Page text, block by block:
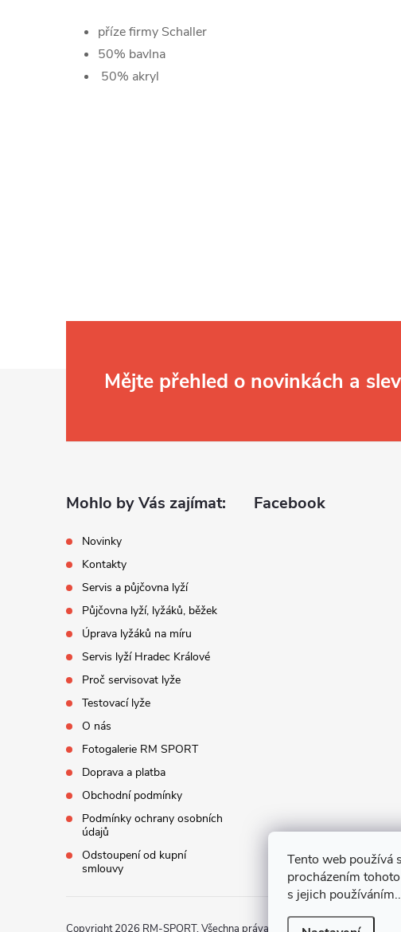
Tento web používá
procházením
s jejich
příze firmy Schaller
50% bavlna
50% akryl
Mějte přehled o novinkách a
Mohlo by Vás zajímat:
Novinky
Kontakty
Servis a půjčovna lyží
Půjčovna lyží, lyžáků, běžek
Úprava lyžáků na míru
Servis lyží Hradec Králové
Proč servisovat lyže
Testovací lyže
O nás
Fotogalerie RM SPORT
Doprava a platba
Obchodní podmínky
Podmínky ochrany osobních
údajů
Odstoupení od kupní
smlouvy
Facebook
Copyright 2026 RM-SPORT. Všechna práva vyhrazena.